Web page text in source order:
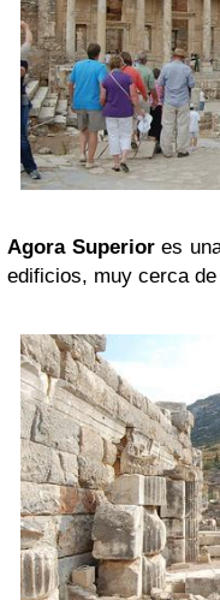
Agora Superiores
edificios, muy cerca de